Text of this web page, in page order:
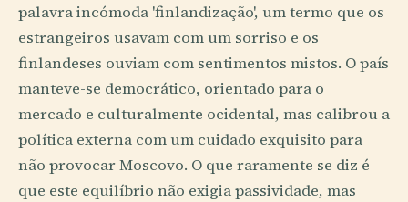
palavra incómoda 'finlandização', um termo que os
estrangeiros usavam com um sorriso e os
finlandeses ouviam com sentimentos mistos. O país
manteve-se democrático, orientado para o
mercado e culturalmente ocidental, mas calibrou a
política externa com um cuidado exquisito para
não provocar Moscovo. O que raramente se diz é
que este equilíbrio não exigia passividade, mas